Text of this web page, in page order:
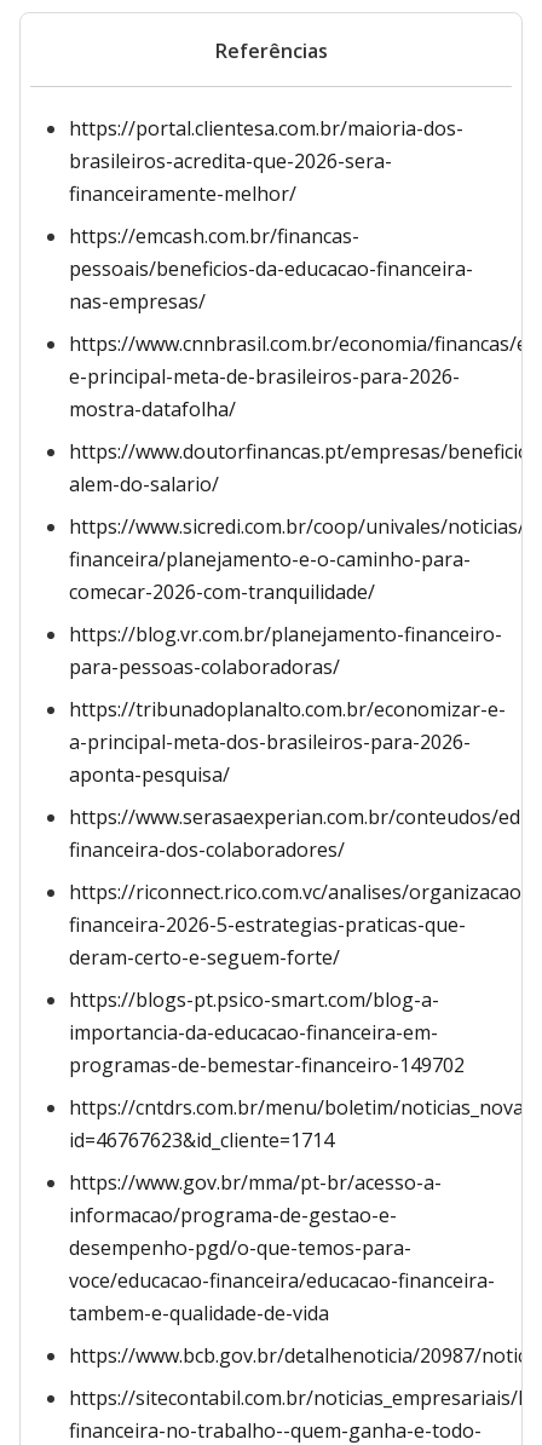
Referências
https://portal.clientesa.com.br/maioria-dos-
brasileiros-acredita-que-2026-sera-
financeiramente-melhor/
https://emcash.com.br/financas-
pessoais/beneficios-da-educacao-financeira-
nas-empresas/
https://www.cnnbrasil.com.br/economia/financas/
e-principal-meta-de-brasileiros-para-2026-
mostra-datafolha/
https://www.doutorfinancas.pt/empresas/
alem-do-salario/
https://www.sicredi.com.br/coop/univales/noticias/
financeira/planejamento-e-o-caminho-para-
comecar-2026-com-tranquilidade/
https://blog.vr.com.br/planejamento-financeiro-
para-pessoas-colaboradoras/
https://tribunadoplanalto.com.br/economizar-e-
a-principal-meta-dos-brasileiros-para-2026-
aponta-pesquisa/
https://www.serasaexperian.com.br/conteudos/
financeira-dos-colaboradores/
https://riconnect.rico.com.vc/analises/organizacao-
financeira-2026-5-estrategias-praticas-que-
deram-certo-e-seguem-forte/
https://blogs-pt.psico-smart.com/blog-a-
importancia-da-educacao-financeira-em-
programas-de-bemestar-financeiro-149702
https://cntdrs.com.br/menu/boletim/noticias_nova/
id=46767623&id_cliente=1714
https://www.gov.br/mma/pt-br/acesso-a-
informacao/programa-de-gestao-e-
desempenho-pgd/o-que-temos-para-
voce/educacao-financeira/educacao-financeira-
tambem-e-qualidade-de-vida
https://www.bcb.gov.br/detalhenoticia/20987/noticia
https://sitecontabil.com.br/noticias_empresariais/
financeira-no-trabalho--quem-ganha-e-todo-